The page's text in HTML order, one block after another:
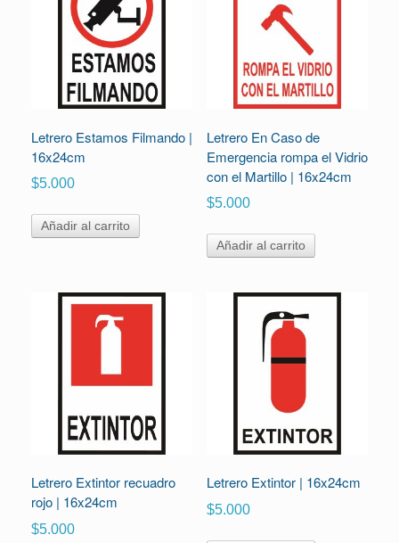
Letrero Estamos Filmando |
16x24cm
$5.000
Añadir al carrito
Letrero En Caso de
Emergencia rompa el Vidrio
con el Martillo | 16x24cm
$5.000
Añadir al carrito
Letrero Extintor recuadro
rojo | 16x24cm
$5.000
Letrero Extintor | 16x24cm
$5.000